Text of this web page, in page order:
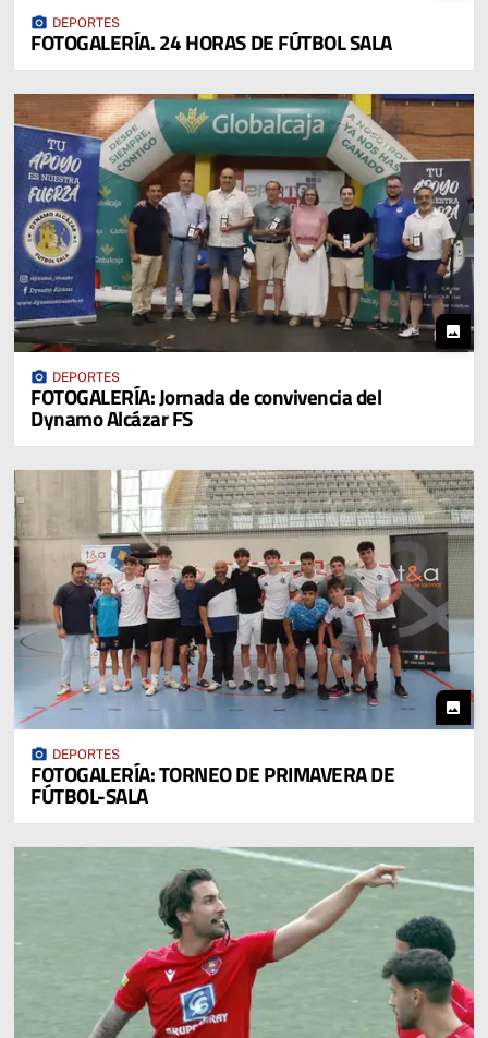
photo_camera DEPORTES
FOTOGALERÍA. 24 HORAS DE FÚTBOL SALA
photo
photo_camera DEPORTES
FOTOGALERÍA: Jornada de convivencia del
Dynamo Alcázar FS
photo
photo_camera DEPORTES
FOTOGALERÍA: TORNEO DE PRIMAVERA DE
FÚTBOL-SALA